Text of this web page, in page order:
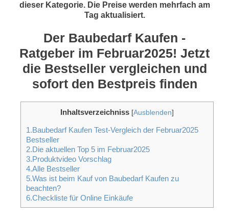
dieser Kategorie. Die Preise werden mehrfach am
Tag aktualisiert.
Der Baubedarf Kaufen -
Ratgeber im Februar2025! Jetzt
die Bestseller vergleichen und
sofort den Bestpreis finden
Inhaltsverzeichniss [Ausblenden]
1.Baubedarf Kaufen Test-Vergleich der Februar2025
Bestseller
2.Die aktuellen Top 5 im Februar2025
3.Produktvideo Vorschlag
4.Alle Bestseller
5.Was ist beim Kauf von Baubedarf Kaufen zu
beachten?
6.Checkliste für Online Einkäufe